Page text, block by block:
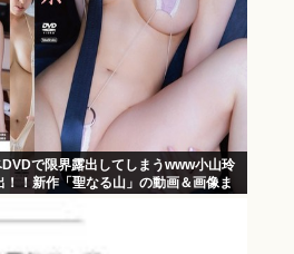
で限界露出してしまうwww小山玲
！新作「聖なる山」の動画＆画像ま